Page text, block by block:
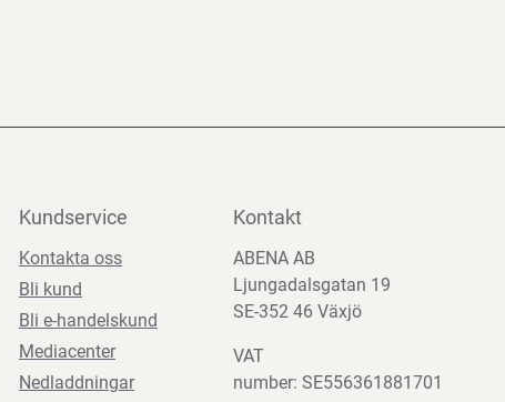
Kundservice
Kontakta oss
Bli kund
Bli e-handelskund
Mediacenter
Nedladdningar
Kontakt
ABENA AB
Ljungadalsgatan 19
SE-352 46 Växjö
VAT
number: SE556361881701